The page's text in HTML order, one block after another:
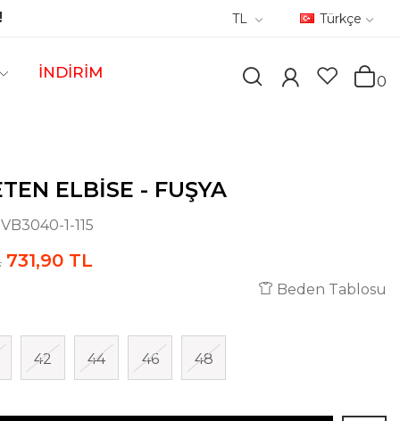
TL Türkçe
İNDİRİM
0
ELBISE - FUŞYA
VB3040-1-115
731,90 TL
Beden Tablosu
42 44 46 48